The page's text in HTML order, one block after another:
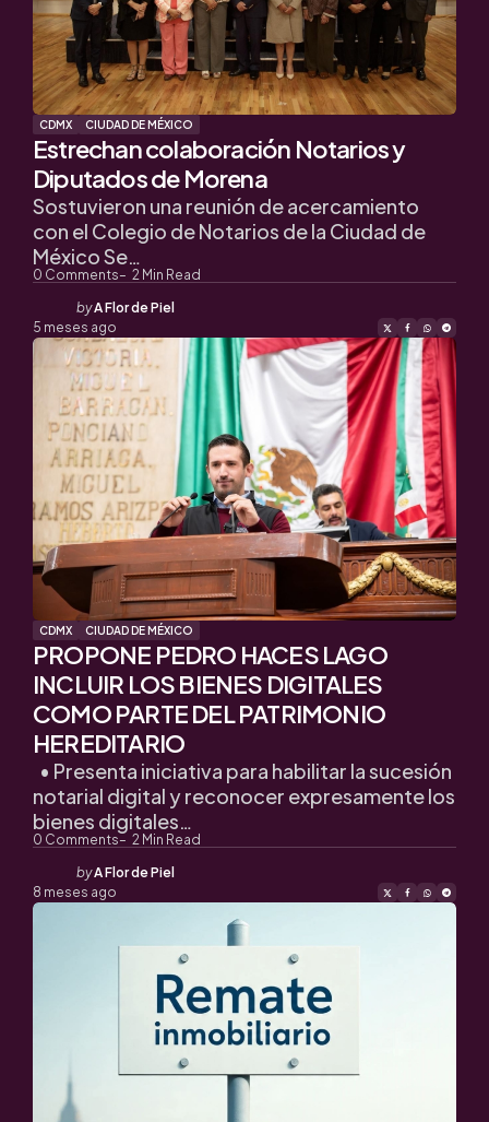
CDMX CIUDAD DE MÉXICO
Estrechan colaboración Notarios y
Diputados de Morena
0 Comments 2 Min Read
Sostuvieron una reunión de acercamiento
con el Colegio de Notarios de la Ciudad de
México Se…
Posted
by
byA Flor de Piel
5 meses ago
CDMX CIUDAD DE MÉXICO
PROPONE PEDRO HACES LAGO
INCLUIR LOS BIENES DIGITALES
COMO PARTE DEL PATRIMONIO
HEREDITARIO
0 Comments 2 Min Read
• Presenta iniciativa para habilitar la sucesión
notarial digital y reconocer expresamente los
bienes digitales…
Posted
by
byA Flor de Piel
8 meses ago